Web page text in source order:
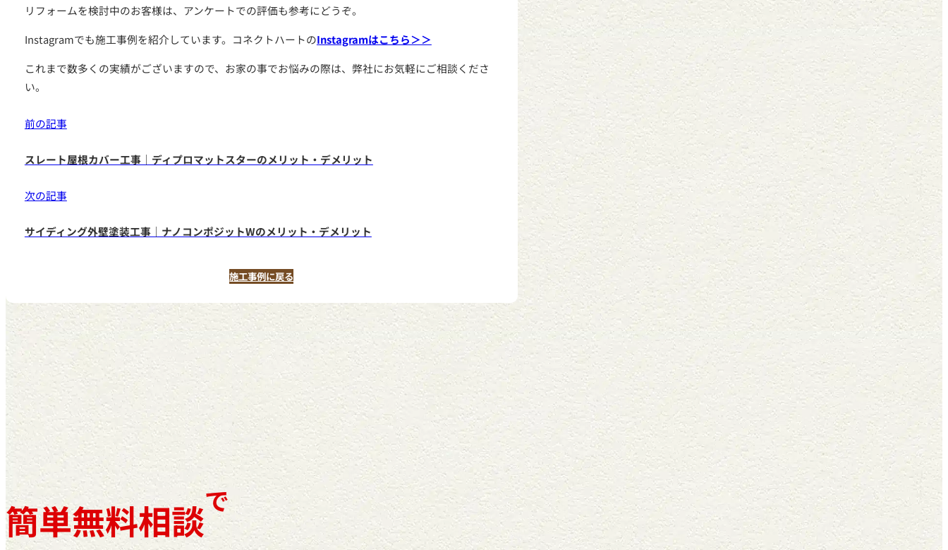
メールでの
リフォームを検討中のお客様は、アンケートでの評価も参考にどうぞ。
Instagramでも施工事例を紹介しています。コネクトハートのInstagramはこちら＞＞
これまで数多くの実績がございますので、お家の事でお悩みの際は、弊社にお気軽にご相談くださ
い。
前の記事
スレート屋根カバー工事｜ディプロマットスターのメリット・デメリット
次の記事
サイディング外壁塗装工事｜ナノコンポジットWのメリット・デメリット
施工事例に戻る
簡単無料相談で